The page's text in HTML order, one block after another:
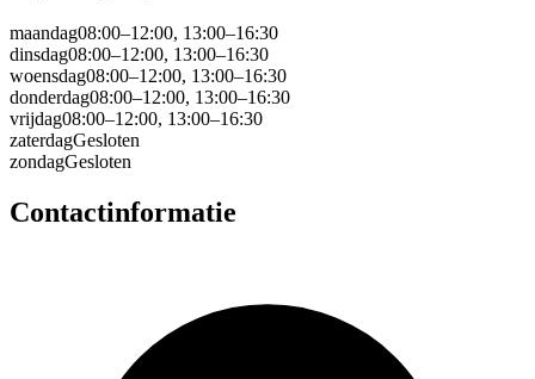
maandag08:00–12:00, 13:00–16:30
dinsdag08:00–12:00, 13:00–16:30
woensdag08:00–12:00, 13:00–16:30
donderdag08:00–12:00, 13:00–16:30
vrijdag08:00–12:00, 13:00–16:30
zaterdagGesloten
zondagGesloten
Contactinformatie